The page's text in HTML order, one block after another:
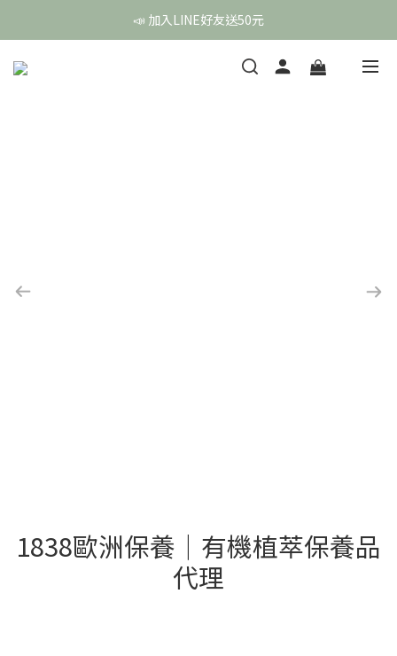
頭皮保養月❤️養髮精華買2送1
頭皮保養月❤️養髮精華買2送1
1838歐洲保養｜有機植萃保養品
代理